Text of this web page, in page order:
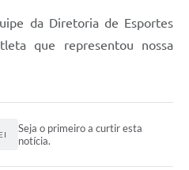
da Diretoria de Esportes
que representou nossa
Seja o primeiro a curtir esta
notícia.